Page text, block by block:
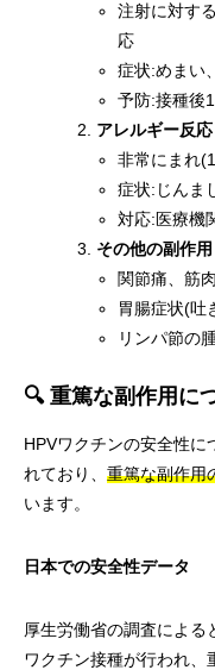
注射に対す
応
症状:めまい
予防:接種後
アレルギー反応
非常にまれ
症状:じんま
対応:医療機
その他の副作用
関節痛、筋
胃腸症状(吐
リンパ節の
🔍 重篤な副作用に
HPVワクチンの安全性に
れており、 重篤な副作用
います。
日本での安全性データ
厚生労働省の調査によ
ワクチン接種が行われ、